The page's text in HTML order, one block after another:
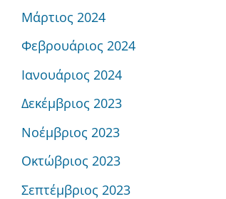
Μάρτιος 2024
Φεβρουάριος 2024
Ιανουάριος 2024
Δεκέμβριος 2023
Νοέμβριος 2023
Οκτώβριος 2023
Σεπτέμβριος 2023